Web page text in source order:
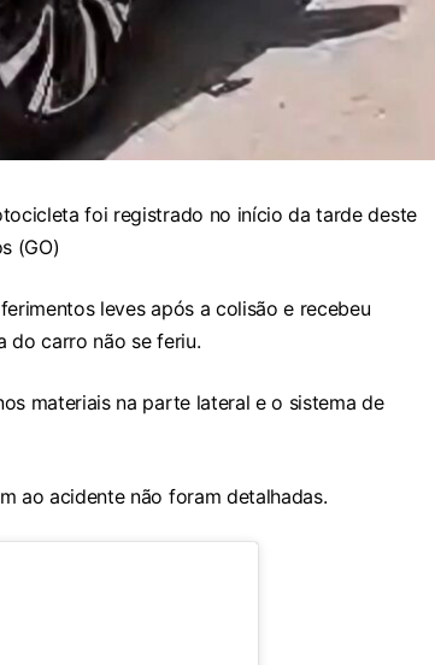
foi registrado no início da tarde deste
(GO)
leves após a colisão e recebeu
do carro não se feriu.
materiais na parte lateral e o sistema de
ao acidente não foram detalhadas.